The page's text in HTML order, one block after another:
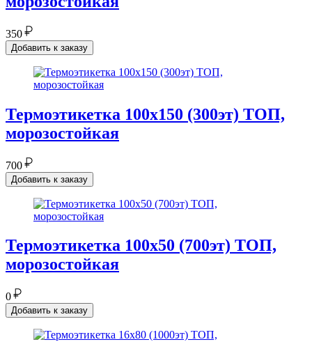
350
Добавить к заказу
Термоэтикетка 100х150 (300эт) ТОП,
морозостойкая
700
Добавить к заказу
Термоэтикетка 100х50 (700эт) ТОП,
морозостойкая
0
Добавить к заказу